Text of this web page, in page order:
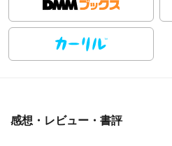
感想・レビュー・書評